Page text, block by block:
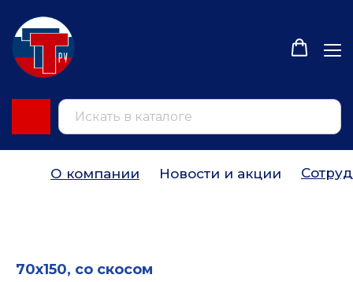
О компании Новости и акции
70х150, со скосом